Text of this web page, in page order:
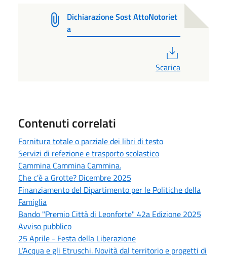
Dichiarazione Sost AttoNotoriet
a
Scarica
Contenuti correlati
Fornitura totale o parziale dei libri di testo
Servizi di refezione e trasporto scolastico
Cammina Cammina Cammina.
Che c'è a Grotte? Dicembre 2025
Finanziamento del Dipartimento per le Politiche della
Famiglia
Bando "Premio Città di Leonforte" 42a Edizione 2025
Avviso pubblico
25 Aprile - Festa della Liberazione
L’Acqua e gli Etruschi. Novità dal territorio e progetti di